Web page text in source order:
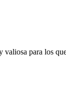
valiosa para los